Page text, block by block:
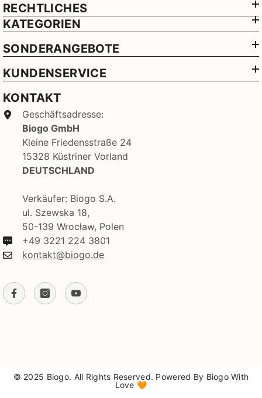
RECHTLICHES
KATEGORIEN
SONDERANGEBOTE
KUNDENSERVICE
KONTAKT
Geschäftsadresse:
Biogo GmbH
Kleine Friedensstraße 24
15328 Küstriner Vorland
DEUTSCHLAND
Verkäufer: Biogo S.A.
ul. Szewska 18,
50-139 Wrocław, Polen
+49 3221 224 3801
kontakt@biogo.de
© 2025 Biogo. All Rights Reserved. Powered By Biogo With
Love 🧡